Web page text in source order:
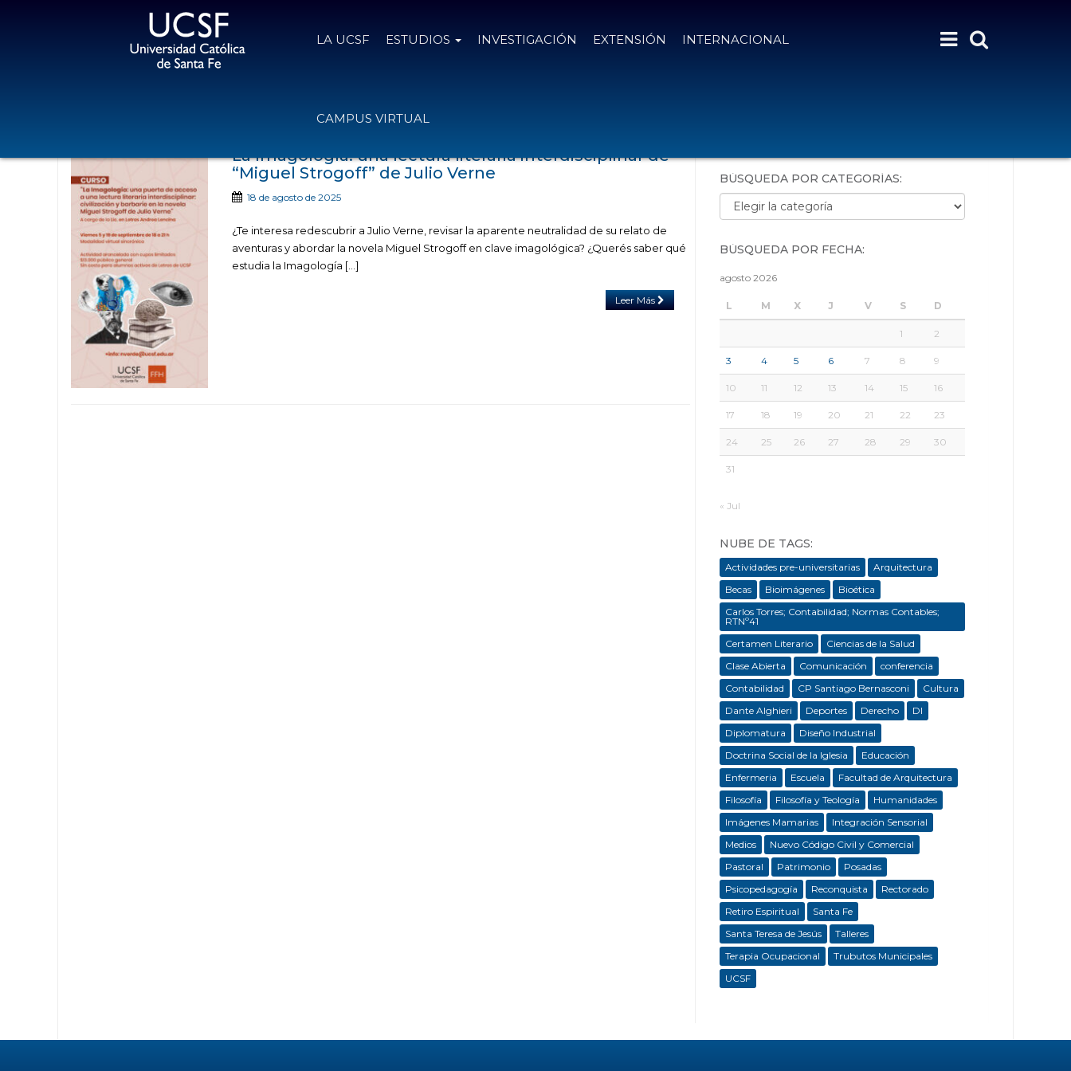
LA UCSF ESTUDIOS INVESTIGACIÓN EXTENSIÓN INTERNACIONAL
CAMPUS VIRTUAL
La Imagología: una lectura literaria interdisciplinar de
“Miguel Strogoff” de Julio Verne
18 de agosto de 2025
¿Te interesa redescubrir a Julio Verne, revisar la aparente neutralidad de su relato de
aventuras y abordar la novela Miguel Strogoff en clave imagológica? ¿Querés saber qué
estudia la Imagología […]
Leer Más
BÚSQUEDA POR CATEGORÍAS:
Búsqueda por categorías:
BÚSQUEDA POR FECHA:
agosto 2026
L M X J V S D
1 2
3 4 5 6 7 8 9
10 11 12 13 14 15 16
17 18 19 20 21 22 23
24 25 26 27 28 29 30
31
« Jul
NUBE DE TAGS:
Actividades pre-universitarias
Arquitectura
Becas
Bioimágenes
Bioética
Carlos Torres; Contabilidad; Normas Contables;
RTNº41
Certamen Literario
Ciencias de la Salud
Clase Abierta
Comunicación
conferencia
Contabilidad
CP Santiago Bernasconi
Cultura
Dante Alghieri
Deportes Derecho
DI
Diplomatura
Diseño Industrial
Doctrina Social de la Iglesia
Educación
Enfermeria
Escuela
Facultad de Arquitectura
Filosofía
Filosofía y Teología
Humanidades
Imágenes Mamarias
Integración Sensorial
Medios
Nuevo Código Civil y Comercial
Pastoral
Patrimonio
Posadas
Psicopedagogía
Reconquista
Rectorado
Retiro Espiritual
Santa Fe
Santa Teresa de Jesús
Talleres
Terapia Ocupacional
Trubutos Municipales
UCSF